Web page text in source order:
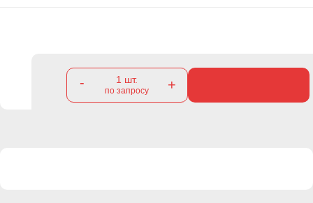
- 1 шт.
по запросу +